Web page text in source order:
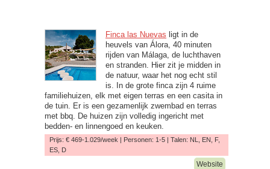
Finca las Nuevas ligt in de
heuvels van Álora, 40 minuten
rijden van Málaga, de luchthaven
en stranden. Hier zit je midden in
de natuur, waar het nog echt stil
is. In de grote finca zijn 4 ruime
familiehuizen, elk met eigen terras en een casita in
de tuin. Er is een gezamenlijk zwembad en terras
met bbq. De huizen zijn volledig ingericht met
bedden- en linnengoed en keuken.
Prijs: € 469-1.029/week | Personen: 1-5 | Talen: NL, EN, F,
ES, D
Website